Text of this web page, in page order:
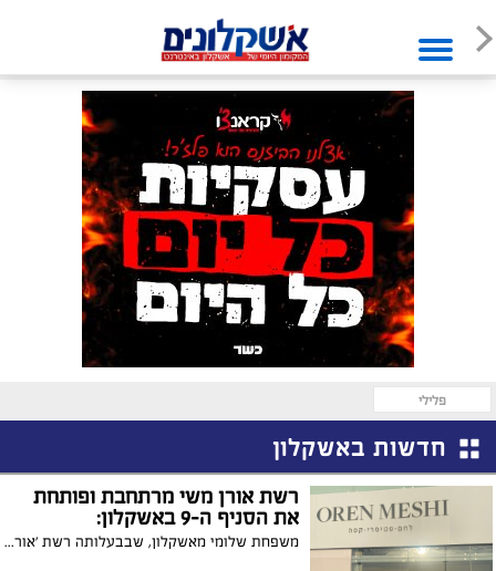
פלילי
חדשות באשקלון
רשת אורן משי מרתחבת ופותחת
את הסניף ה-9 באשקלון:
משפחת שלומי מאשקלון, שבבעלותה רשת 'אורן משי', השיקה את הסניף ה-9 של רשת המאפה בעיר אשקלון